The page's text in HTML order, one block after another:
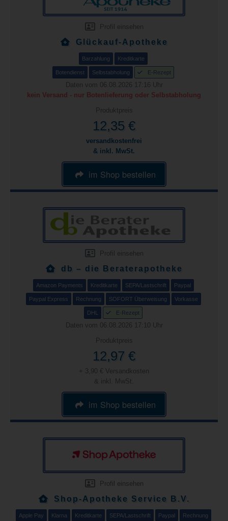
Profil einsehen
Glückauf-Apotheke
Barzahlung Kreditkarte
Botendienst Selbstabholung E-Rezept
Daten vom 06.08.2026 17:16 Uhr
kein Versand - nur Botenlieferung oder Selbstabholung
Produktpreis
12,35 €
versandkostenfrei
& inkl. MwSt.
im Shop bestellen
Profil einsehen
db – die Beraterapotheke
Amazon Payments Kreditkarte SEPA/Lastschrift Paypal
Paypal Express Rechnung SOFORT Überweisung Vorkasse
DHL E-Rezept
Daten vom 06.08.2026 17:10 Uhr
Produktpreis
12,97 €
+ 3,90 € Versandkosten
& inkl. MwSt.
im Shop bestellen
Profil einsehen
Shop-Apotheke Service B.V.
Apple Pay Klarna Kreditkarte SEPA/Lastschrift Paypal Rechnung